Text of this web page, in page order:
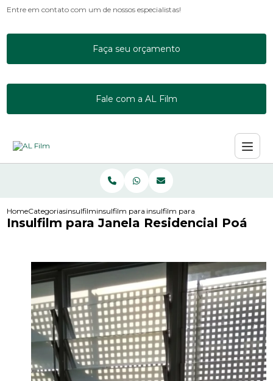
Entre em contato com um de nossos especialistas!
Faça seu orçamento
Fale com a AL Film
HomeCategoriasinsulfilminsulfilm para empresasinsulfilm para janela residencial poa
Insulfilm para Janela Residencial Poá